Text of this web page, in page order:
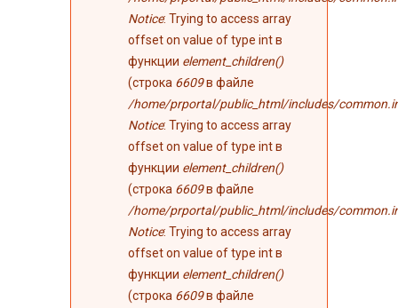
Notice: Trying to access array
offset on value of type int в
функции element_children()
(строка 6609в файле
/home/prportal/public_html/includes/
Notice: Trying to access array
offset on value of type int в
функции element_children()
(строка 6609в файле
/home/prportal/public_html/includes/
Notice: Trying to access array
offset on value of type int в
функции element_children()
(строка 6609в файле